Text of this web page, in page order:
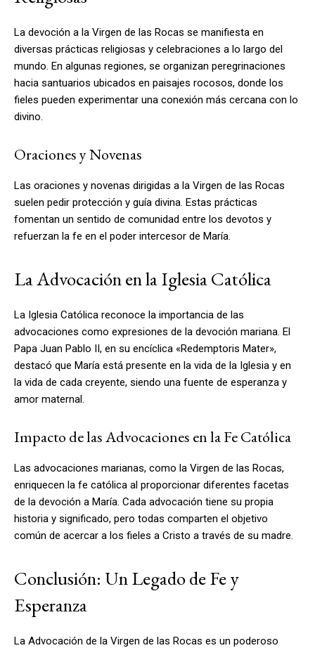
La devoción a la Virgen de las Rocas se manifiesta en
diversas prácticas religiosas y celebraciones a lo largo del
mundo. En algunas regiones, se organizan peregrinaciones
hacia santuarios ubicados en paisajes rocosos, donde los
fieles pueden experimentar una conexión más cercana con lo
divino.
Oraciones y Novenas
Las oraciones y novenas dirigidas a la Virgen de las Rocas
suelen pedir protección y guía divina. Estas prácticas
fomentan un sentido de comunidad entre los devotos y
refuerzan la fe en el poder intercesor de María.
La Advocación en la Iglesia Católica
La Iglesia Católica reconoce la importancia de las
advocaciones como expresiones de la devoción mariana. El
Papa Juan Pablo II, en su encíclica «Redemptoris Mater»,
destacó que María está presente en la vida de la Iglesia y en
la vida de cada creyente, siendo una fuente de esperanza y
amor maternal.
Impacto de las Advocaciones en la Fe Católica
Las advocaciones marianas, como la Virgen de las Rocas,
enriquecen la fe católica al proporcionar diferentes facetas
de la devoción a María. Cada advocación tiene su propia
historia y significado, pero todas comparten el objetivo
común de acercar a los fieles a Cristo a través de su madre.
Conclusión: Un Legado de Fe y
Esperanza
La Advocación de la Virgen de las Rocas es un poderoso